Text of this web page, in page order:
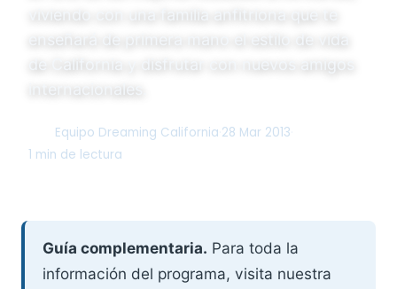
viviendo con una familia anfitriona que te
enseñará de primera mano el estilo de vida
de California y disfrutar con nuevos amigos
internacionales.
Equipo Dreaming California 28 Mar 2013
1 min de lectura
Guía complementaria. Para toda la
información del programa, visita nuestra